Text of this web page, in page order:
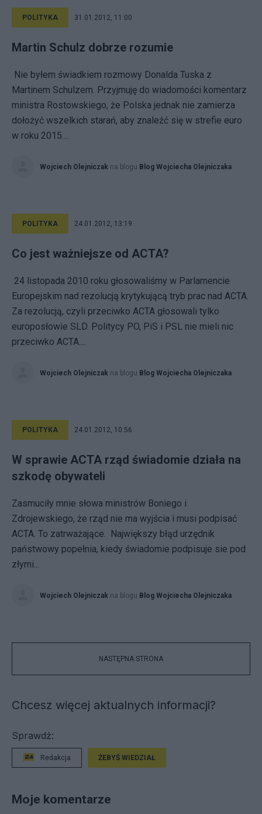
POLITYKA 31.01.2012, 11:00
Martin Schulz dobrze rozumie
Nie byłem świadkiem rozmowy Donalda Tuska z
Martinem Schulzem. Przyjmuję do wiadomości komentarz
ministra Rostowskiego, że Polska jednak nie zamierza
dołożyć wszelkich starań, aby znaleźć się w strefie euro
w roku 2015....
Wojciech Olejniczak na blogu Blog Wojciecha Olejniczaka
POLITYKA 24.01.2012, 13:19
Co jest ważniejsze od ACTA?
24 listopada 2010 roku głosowaliśmy w Parlamencie
Europejskim nad rezolucją krytykującą tryb prac nad ACTA.
Za rezolucją, czyli przeciwko ACTA głosowali tylko
europosłowie SLD. Politycy PO, PiS i PSL nie mieli nic
przeciwko ACTA....
Wojciech Olejniczak na blogu Blog Wojciecha Olejniczaka
POLITYKA 24.01.2012, 10:56
W sprawie ACTA rząd świadomie działa na
szkodę obywateli
Zasmuciły mnie słowa ministrów Boniego i
Zdrojewskiego, że rząd nie ma wyjścia i musi podpisać
ACTA. To zatrważające. Największy błąd urzędnik
państwowy popełnia, kiedy świadomie podpisuje sie pod
złymi...
Wojciech Olejniczak na blogu Blog Wojciecha Olejniczaka
NASTĘPNA STRONA
Chcesz więcej aktualnych informacji?
Sprawdź:
Redakcja ŻEBYŚ WIEDZIAŁ
Moje komentarze